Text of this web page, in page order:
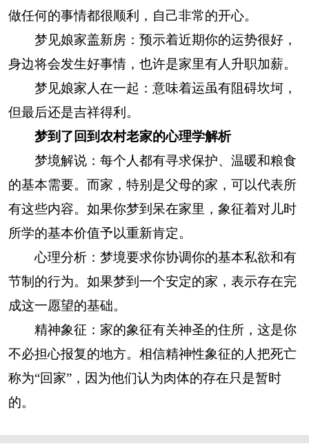
做任何的事情都很顺利，自己非常的开心。
梦见娘家盖新房：预示着近期你的运势很好，
身边将会发生好事情，也许是家里有人升职加薪。
梦见娘家人在一起：意味着运虽有阻碍坎坷，
但最后还是吉祥得利。
梦到了回到农村老家的心理学解析
梦境解说：每个人都有寻求保护、温暖和粮食
的基本需要。而家，特别是父母的家，可以代表所
有这些内容。如果你梦到呆在家里，象征着对儿时
所学的基本价值予以重新肯定。
心理分析：梦境要求你协调你的基本私欲和有
节制的行为。如果梦到一个安定的家，表示存在完
成这一愿望的基础。
精神象征：家的象征有关神圣的住所，这是你
不必担心报复的地方。相信精神性象征的人把死亡
称为“回家”，因为他们认为肉体的存在只是暂时
的。